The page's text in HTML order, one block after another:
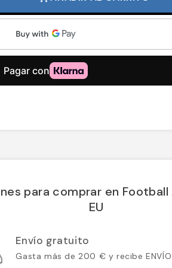
para comprar en
EU
Envío gratuito
Gasta más de 200 € y recibe ENVÍO